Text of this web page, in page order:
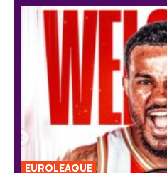
EUROLEAGUE